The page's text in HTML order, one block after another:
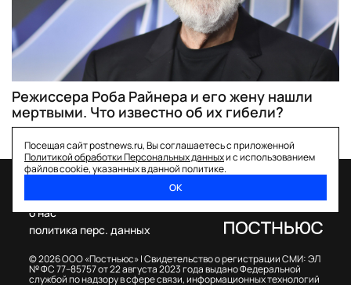
Режиссера Роба Райнера и его жену нашли
мертвыми. Что известно об их гибели?
Посещая сайт postnews.ru, Вы соглашаетесь с приложенной
Политикой обработки Персональных данныхи с использованием
файлов cookie, указанных в данной политике.
ОК
© 2026 ООО «Постньюс» |Свидетельство о регистрации СМИ: ЭЛ
№ ФС 77–85757 от 22 августа 2023 года выдано Федеральной
службой по надзору в сфере связи, информационных технологий
о нас
политика перс. данных